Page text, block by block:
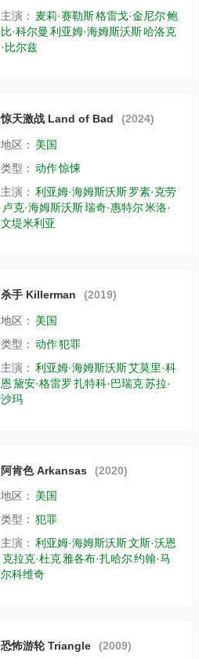
主演： 麦莉·赛勒斯格雷戈·金尼尔鲍
比·科尔曼 利亚姆·海姆斯沃斯哈洛克
·比尔兹
惊天激战 Land of Bad (2024)
地区： 美国
类型： 动作惊悚
主演： 利亚姆·海姆斯沃斯罗素·克劳
卢克·海姆斯沃斯瑞奇·惠特尔米洛·
文堤米利亚
杀手 Killerman (2019)
地区： 美国
类型： 动作犯罪
主演： 利亚姆·海姆斯沃斯艾莫里·科
恩 黛安·格雷罗扎特科·巴瑞克苏拉·
沙玛
阿肯色 Arkansas (2020)
地区： 美国
类型： 犯罪
主演： 利亚姆·海姆斯沃斯文斯·沃恩
克拉克·杜克雅各布·扎哈尔约翰·马
尔科维奇
恐怖游轮 Triangle (2009)